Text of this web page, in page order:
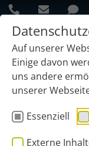
Auf unserer
Einige davon
uns andere
unserer
Essenziell
Externe